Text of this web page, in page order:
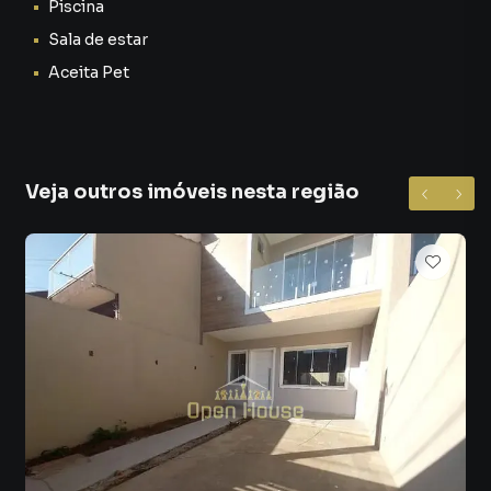
Não perca essa oportunidade única de viver em um lar dos
sonhos!
em Volta Redonda. Não encontrou o que procurava ou
deseja mais informações sobre Casa em Volta Redonda?
9919-2202.
A OPEN HOUSE REAL ESTATE IMÓVEIS LTDA tem mais
opções de apartamentos, casas residenciais e comerciais,
sobrados, terrenos, lojas e barracões para venda ou
locação, além de empreendimentos em construção ou
lançamentos na planta em Vila Mury e em outras regiões
de Volta Redonda. Aqui você encontra milhares de ofertas
para encontrar o imóvel que mais combina com seu estilo
de vida.
Piscina
Sala de estar
Aceita Pet
Veja outros imóveis nesta região